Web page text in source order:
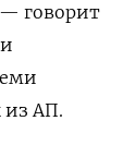
говорит
из АП.